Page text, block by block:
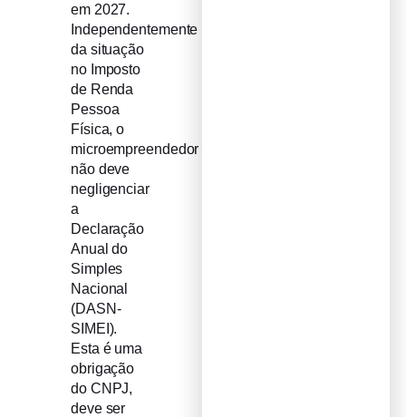
em 2027.
Independentemente
da situação
no Imposto
de Renda
Pessoa
Física, o
microempreendedor
não deve
negligenciar
a
Declaração
Anual do
Simples
Nacional
(DASN-
SIMEI).
Esta é uma
obrigação
do CNPJ,
deve ser